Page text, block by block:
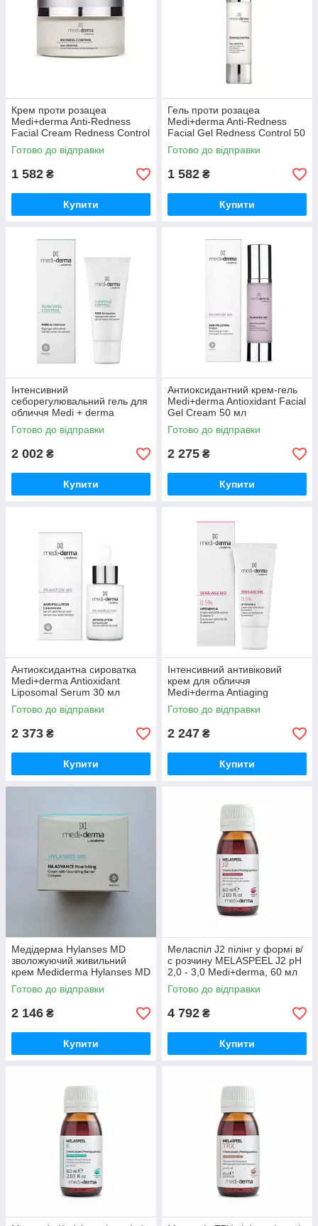
Крем проти розацеа
Medi+derma Anti-Redness
Facial Cream Redness Control
50 мл
Готово до відправки
1 582 ₴
Купити
Гель проти розацеа
Medi+derma Anti-Redness
Facial Gel Redness Control 50
мл
Готово до відправки
1 582 ₴
Купити
Інтенсивний
себорегулювальний гель для
обличчя Medi + derma
Intensive Facial Gel Sebum
Regulator 30 мл
Готово до відправки
2 002 ₴
Купити
Антиоксидантний крем-гель
Medi+derma Antioxidant Facial
Gel Cream 50 мл
Готово до відправки
2 275 ₴
Купити
Антиоксидантна сироватка
Medi+derma Antioxidant
Liposomal Serum 30 мл
Готово до відправки
2 373 ₴
Купити
Інтенсивний антивіковий
крем для обличчя
Medi+derma Antiaging
Intensive Facial Cream 0,5%
30 мл
Готово до відправки
2 247 ₴
Купити
Медідерма Hylanses MD
зволожуючий живильний
крем Mediderma Hylanses MD
HA Advance 50 мл
Готово до відправки
2 146 ₴
Купити
Меласпіл J2 пілінг у формі в/
с розчину MELASPEEL J2 pH
2,0 - 3,0 Medi+derma, 60 мл
Готово до відправки
4 792 ₴
Купити